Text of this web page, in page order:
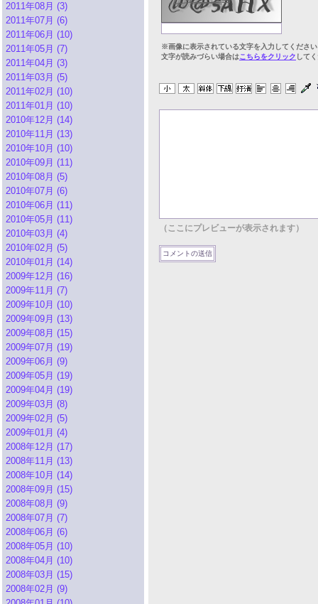
2011年08月 (3)
2011年07月 (6)
2011年06月 (10)
2011年05月 (7)
2011年04月 (3)
2011年03月 (5)
2011年02月 (10)
2011年01月 (10)
2010年12月 (14)
2010年11月 (13)
2010年10月 (10)
2010年09月 (11)
2010年08月 (5)
2010年07月 (6)
2010年06月 (11)
2010年05月 (11)
2010年03月 (4)
2010年02月 (5)
2010年01月 (14)
2009年12月 (16)
2009年11月 (7)
2009年10月 (10)
2009年09月 (13)
2009年08月 (15)
2009年07月 (19)
2009年06月 (9)
2009年05月 (19)
2009年04月 (19)
2009年03月 (8)
2009年02月 (5)
2009年01月 (4)
2008年12月 (17)
2008年11月 (13)
2008年10月 (14)
2008年09月 (15)
2008年08月 (9)
2008年07月 (7)
2008年06月 (6)
2008年05月 (10)
2008年04月 (10)
2008年03月 (15)
2008年02月 (9)
※画像に表示されている文字を入力してくださ
文字が読みづらい場合はこちらをクリック して
（ここにプレビューが表示されます）